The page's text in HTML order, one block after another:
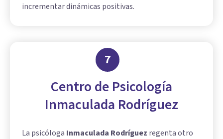
incrementar dinámicas positivas.
7
Centro de Psicología
Inmaculada Rodríguez
La psicóloga Inmaculada Rodríguez regenta otro